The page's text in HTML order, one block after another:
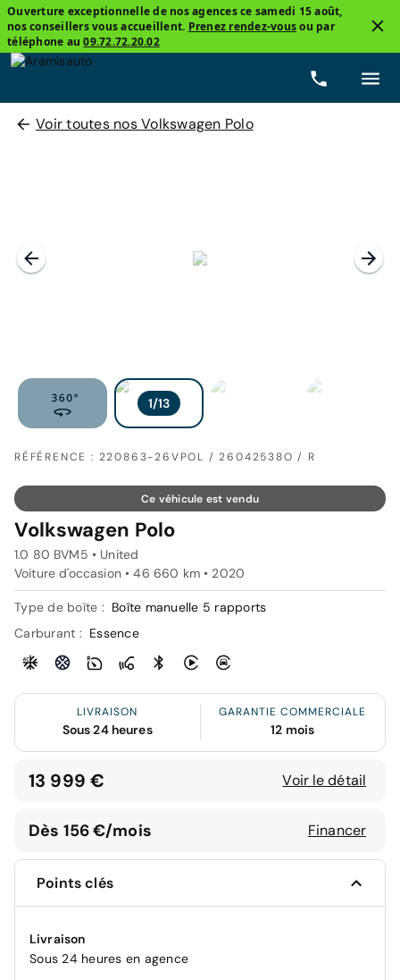
Ouverture exceptionnelle de nos agences ce samedi 15 août,
nos conseillers vous accueillent. Prenez rendez-vousou par
téléphone au09.72.72.20.02
Voir toutes nos Volkswagen Polo
RÉFÉRENCE : 220863-26VPOL / 26042538O / R
Ce véhicule est vendu
Volkswagen Polo
1.0 80 BVM5 • United
Voiture d'occasion • 46 660 km • 2020
Type de boîte : Boîte manuelle 5 rapports
Carburant : Essence
LIVRAISON
Sous 24 heures
GARANTIE COMMERCIALE
12 mois
13 999 € Voir le détail
Dès 156 €/mois Financer
Points clés
Livraison
Sous 24 heures en agence